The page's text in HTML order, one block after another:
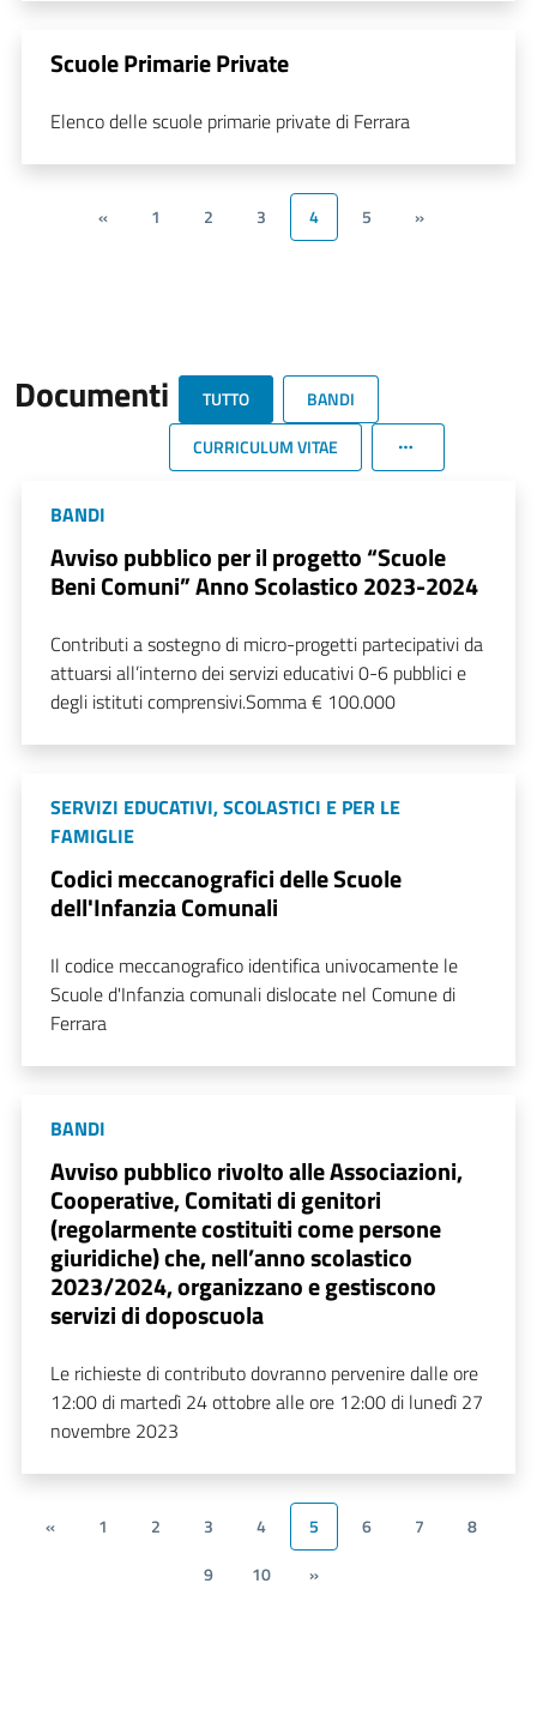
Scuole Primarie Private
Elenco delle scuole primarie private di Ferrara
« 1 2 3 4 5 »
Documenti TUTTO
BANDI
CURRICULUM VITAE
BANDI
Avviso pubblico per il progetto “Scuole
Beni Comuni” Anno Scolastico 2023-2024
Contributi a sostegno di micro-progetti partecipativi da
attuarsi all’interno dei servizi educativi 0-6 pubblici e
degli istituti comprensivi.Somma € 100.000
SERVIZI EDUCATIVI, SCOLASTICI E PER LE
FAMIGLIE
Codici meccanografici delle Scuole
dell'Infanzia Comunali
Il codice meccanografico identifica univocamente le
Scuole d'Infanzia comunali dislocate nel Comune di
Ferrara
BANDI
Avviso pubblico rivolto alle Associazioni,
Cooperative, Comitati di genitori
(regolarmente costituiti come persone
giuridiche) che, nell’anno scolastico
2023/2024, organizzano e gestiscono
servizi di doposcuola
Le richieste di contributo dovranno pervenire dalle ore
12:00 di martedì 24 ottobre alle ore 12:00 di lunedì 27
novembre 2023
« 1 2 3 4 5 6 7
8
9
10 »